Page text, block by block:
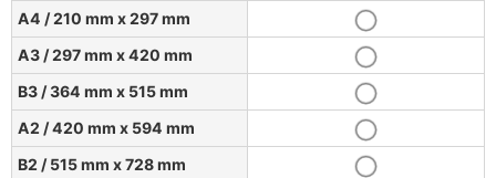
A4 / 210 mm x 297 mm
A3 / 297 mm x 420 mm
B3 / 364 mm x 515 mm
A2 / 420 mm x 594 mm
B2 / 515 mm x 728 mm